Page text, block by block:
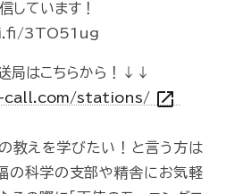
しています！
3TO51ug
局はこちらから！↓↓
stations/ open_in_new
教えを学びたい！と言う方は
の科学の支部や精舎にお気軽